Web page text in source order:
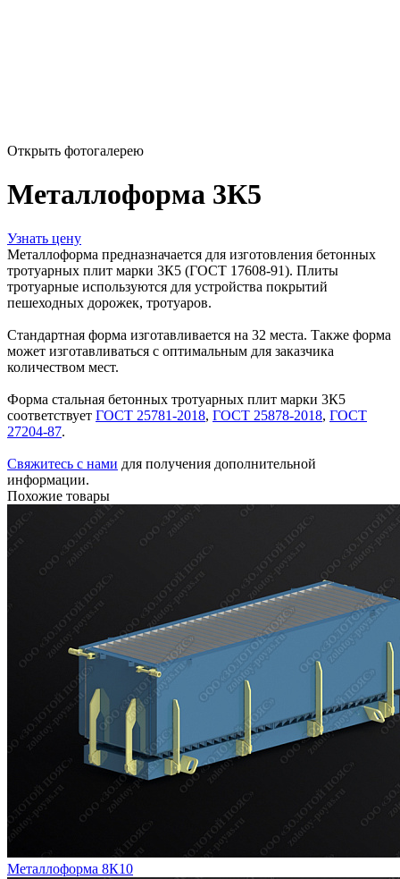
Открыть фотогалерею
Металлоформа 3К5
Узнать цену
Металлоформа предназначается для изготовления бетонных
тротуарных плит марки 3К5 (ГОСТ 17608-91). Плиты
тротуарные используются для устройства покрытий
пешеходных дорожек, тротуаров.
Стандартная форма изготавливается на 32 места. Также форма
может изготавливаться с оптимальным для заказчика
количеством мест.
Форма стальная бетонных тротуарных плит марки 3К5
соответствует ГОСТ 25781-2018, ГОСТ 25878-2018, ГОСТ
27204-87.
Свяжитесь с нами для получения дополнительной
информации.
Похожие товары
Металлоформа 8К10